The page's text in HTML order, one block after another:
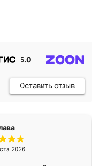
5.0
Оставить отзыв
2026